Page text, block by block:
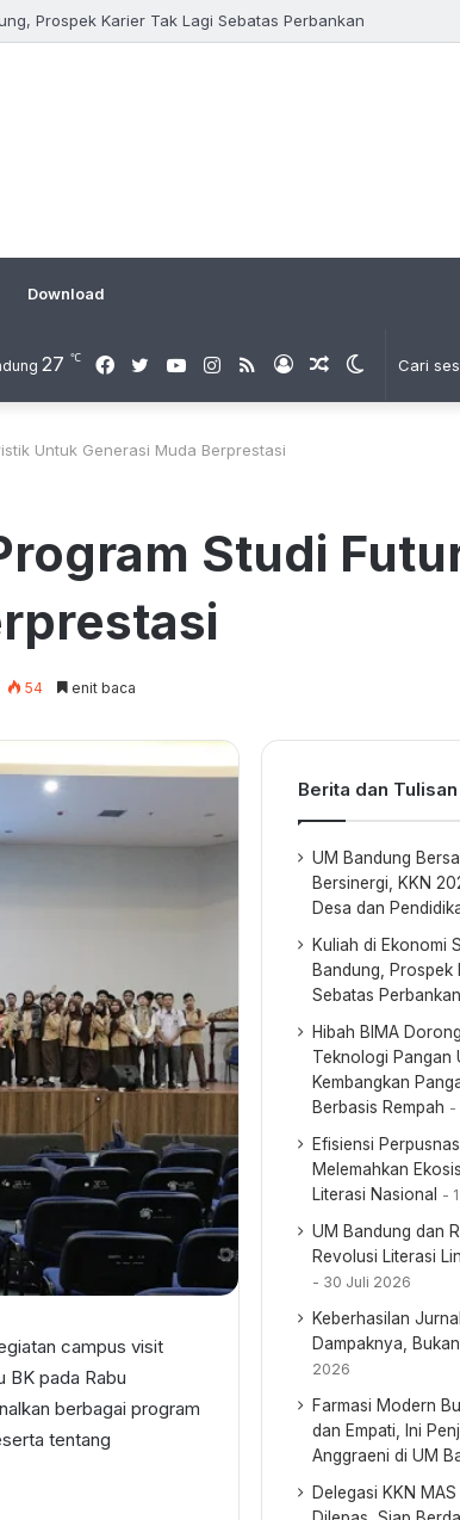
Prospek Karier Tak Lagi Sebatas Perbankan
Download
Switch
Artikel
Log
RSS
Instagram
YouTube
Twitter
Facebook
27 ℃
Untuk Generasi Muda Berprestasi
Studi
54 enit baca
campus visit
BK pada Rabu
berbagai program
tentang
Berita dan
UM Bandung
Bersinergi, KKN
Desa dan
Kuliah di Ekonomi
Bandung, Prospek
Sebatas Perbankan
Hibah BIMA
Teknologi Pangan
Kembangkan
Berbasis Rempah
Efisiensi
Melemahkan
Literasi Nasional
UM Bandung dan
Revolusi Literasi
30 Juli 2026
Keberhasilan
Dampaknya,
2026
Farmasi Modern
dan Empati, Ini
Anggraeni di UM
Delegasi KKN